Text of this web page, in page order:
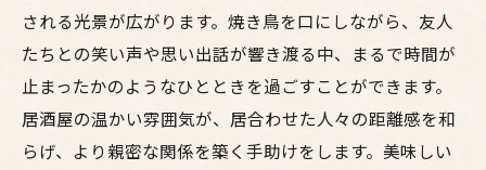
される光景が広がります。焼き鳥を口にしながら、友人
たちとの笑い声や思い出話が響き渡る中、まるで時間が
止まったかのようなひとときを過ごすことができます。
居酒屋の温かい雰囲気が、居合わせた人々の距離感を和
らげ、より親密な関係を築く手助けをします。美味しい